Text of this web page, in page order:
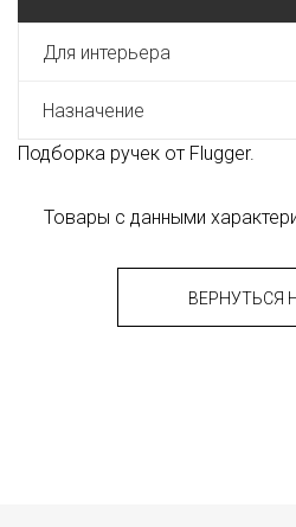
Для интерьера
Назначение
Подборка ручек от Flugger.
Товары с данными
ВЕРНУТЬСЯ